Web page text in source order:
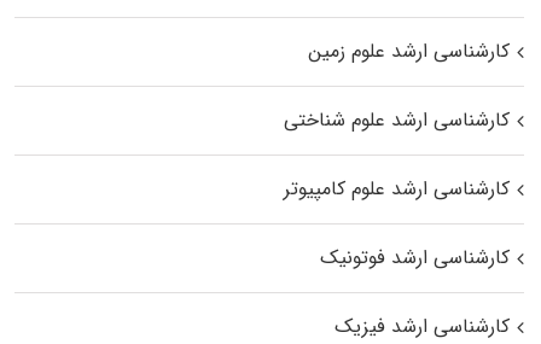
کارشناسی ارشد علوم زمین
کارشناسی ارشد علوم شناختی
کارشناسی ارشد علوم کامپیوتر
کارشناسی ارشد فوتونیک
کارشناسی ارشد فیزیک